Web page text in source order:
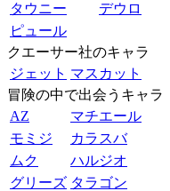
タウニー
デウロ
ピュール
クエーサー社のキャラ
ジェット マスカット
冒険の中で出会うキャラ
AZ
マチエール
モミジ
カラスバ
ムク
ハルジオ
グリーズ タラゴン